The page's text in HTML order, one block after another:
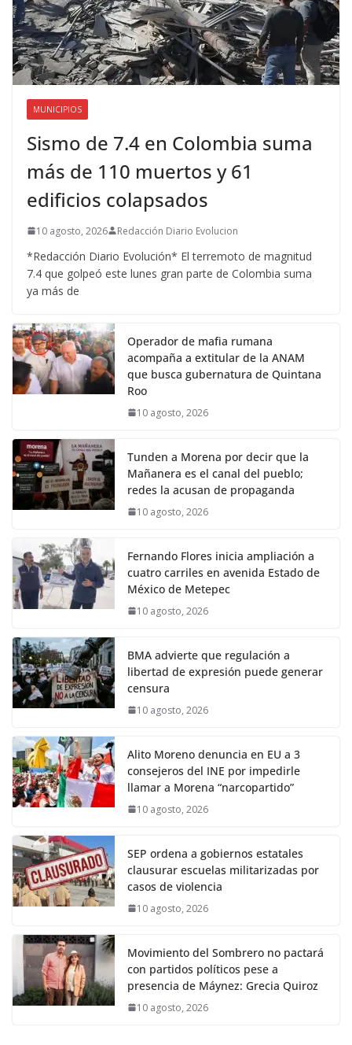
MUNICIPIOS
Sismo de 7.4 en Colombia suma
más de 110 muertos y 61
edificios colapsados
10 agosto, 2026 Redacción Diario Evolucion
*Redacción Diario Evolución* El terremoto de magnitud
7.4 que golpeó este lunes gran parte de Colombia suma
ya más de
Operador de mafia rumana
acompaña a extitular de la ANAM
que busca gubernatura de Quintana
Roo
10 agosto, 2026
Tunden a Morena por decir que la
Mañanera es el canal del pueblo;
redes la acusan de propaganda
10 agosto, 2026
Fernando Flores inicia ampliación a
cuatro carriles en avenida Estado de
México de Metepec
10 agosto, 2026
BMA advierte que regulación a
libertad de expresión puede generar
censura
10 agosto, 2026
Alito Moreno denuncia en EU a 3
consejeros del INE por impedirle
llamar a Morena “narcopartido”
10 agosto, 2026
SEP ordena a gobiernos estatales
clausurar escuelas militarizadas por
casos de violencia
10 agosto, 2026
Movimiento del Sombrero no pactará
con partidos políticos pese a
presencia de Máynez: Grecia Quiroz
10 agosto, 2026